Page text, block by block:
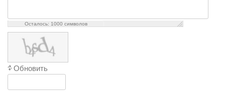
Осталось: 1000 символов
Обновить